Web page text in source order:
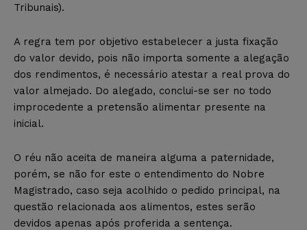
Tribunais).
A regra tem por objetivo estabelecer a justa fixação
do valor devido, pois não importa somente a alegação
dos rendimentos, é necessário atestar a real prova do
valor almejado. Do alegado, conclui-se ser no todo
improcedente a pretensão alimentar presente na
inicial.
O réu não aceita de maneira alguma a paternidade,
porém, se não for este o entendimento do Nobre
Magistrado, caso seja acolhido o pedido principal, na
questão relacionada aos alimentos, estes serão
devidos apenas após proferida a sentença.